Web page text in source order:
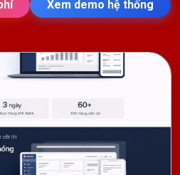
Xem demo hệ thống